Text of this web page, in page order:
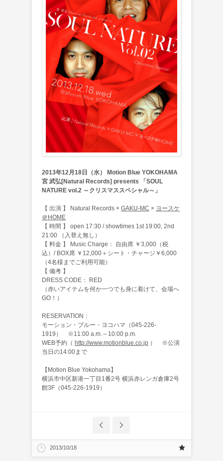
2013年12月18日（水） Motion Blue YOKOHAMA
宮 武弘[Natural Records] presents 「SOUL
NATURE vol.2 ～クリスマススペシャル～」
【 出演 】 Natural Records × GAKU-MC × ヨースケ
＠HOME
【 時間 】 open 17:30 / showtimes 1st 19:00, 2nd
21:00 （入替え無し）
【 料金 】 Music Charge： 自由席 ￥3,000（税
込）/ BOX席 ￥12,000＋シート・チャージ￥6,000
（4名様までご利用可能）
【 備考 】
DRESS CODE： RED
（赤いアイテムを何か一つでも身に着けて、会場へ
GO！）
RESERVATION：
モーション・ブルー・ヨコハマ（045-226-
1919） ※11:00 a.m.～10:00 p.m.
WEB予約（ http://www.motionblue.co.jp ） ※公演
当日の14:00まで
【Motion Blue Yokohama】
横浜市中区新港一丁目1番2号 横浜赤レンガ倉庫2号
館3F（045-226-1919）
2013/10/18